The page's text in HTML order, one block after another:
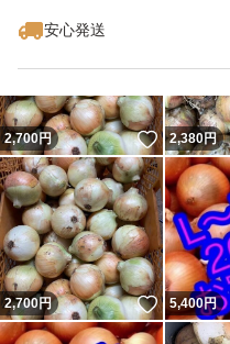
換すると長持ちします。
安心発送
2,700円 いいね！
2,380円
2,700円 いいね！
5,400円